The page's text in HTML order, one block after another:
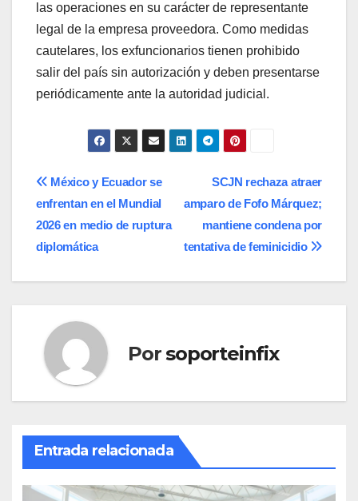
las operaciones en su carácter de representante
legal de la empresa proveedora. Como medidas
cautelares, los exfuncionarios tienen prohibido
salir del país sin autorización y deben presentarse
periódicamente ante la autoridad judicial.
Navegación
de
entradas
SCJN rechaza atraer
amparo de Fofo Márquez;
mantiene condena por
tentativa de feminicidio
México y Ecuador se
enfrentan en el Mundial
2026 en medio de ruptura
diplomática
Porsoporteinfix
Entrada relacionada